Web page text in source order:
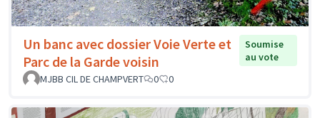
Un banc avec dossier Voie Verte et
Parc de la Garde voisin
Soumise
au vote
MJBB CIL DE CHAMPVERT
0 0